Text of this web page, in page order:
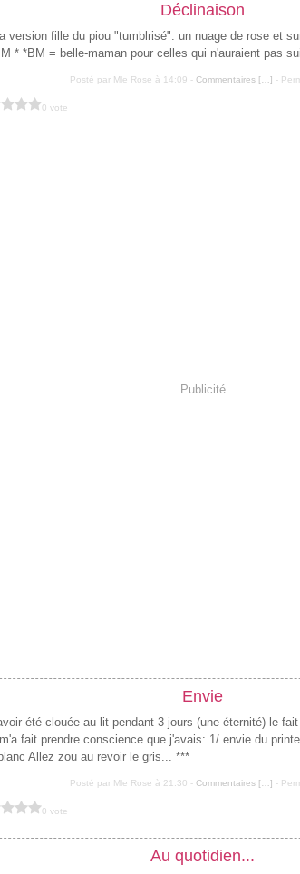
Déclinaison
version fille du piou "tumblrisé": un nuage de rose et
* *BM = belle-maman pour celles qui n'auraient pas
Posté par Mle Rose à 14:09 - Commentaires [… ] -
0 vote
Publicité
Envie
été clouée au lit pendant 3 jours (une éternité) le
fait prendre conscience que j'avais: 1/ envie du
Allez zou au revoir le gris... ***
Posté par Mle Rose à 21:30 - Commentaires [… ] -
0 vote
Au quotidien...